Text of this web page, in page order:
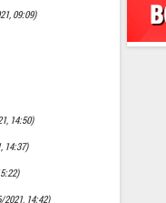
09:09)
14:50)
14:37)
2021, 14:42)